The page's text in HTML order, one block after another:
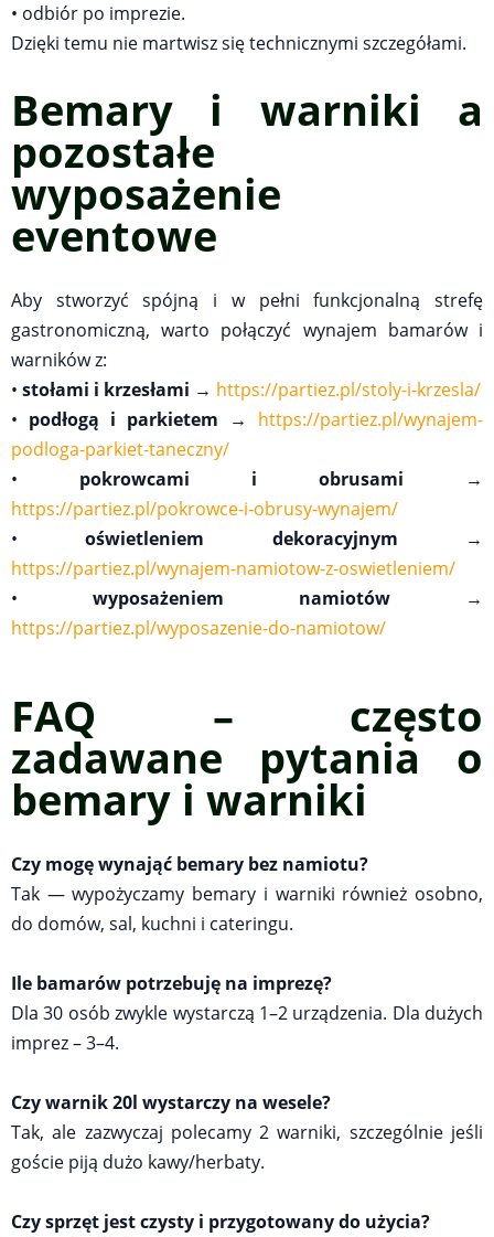
• odbiór po imprezie.
Dzięki temu nie martwisz się technicznymi szczegółami.
Bemary i warniki a
pozostałe
wyposażenie
eventowe
Aby stworzyć spójną i w pełni funkcjonalną strefę
gastronomiczną, warto połączyć wynajem bamarów i
warników z:
• stołami i krzesłami → https://partiez.pl/stoly-i-krzesla/
• podłogą i parkietem → https://partiez.pl/wynajem-
podloga-parkiet-taneczny/
• pokrowcami i obrusami →
https://partiez.pl/pokrowce-i-obrusy-wynajem/
•oświetleniem dekoracyjnym →
https://partiez.pl/wynajem-namiotow-z-oswietleniem/
• wyposażeniem namiotów →
https://partiez.pl/wyposazenie-do-namiotow/
FAQ – często
zadawane pytania o
bemary i warniki
Czy mogę wynająć bemary bez namiotu?
Tak — wypożyczamy bemary i warniki również osobno,
do domów, sal, kuchni i cateringu.
Ile bamarów potrzebuję na imprezę?
Dla 30 osób zwykle wystarczą 1–2 urządzenia. Dla dużych
imprez – 3–4.
Czy warnik 20l wystarczy na wesele?
Tak, ale zazwyczaj polecamy 2 warniki, szczególnie jeśli
goście piją dużo kawy/herbaty.
Czy sprzęt jest czysty i przygotowany do użycia?